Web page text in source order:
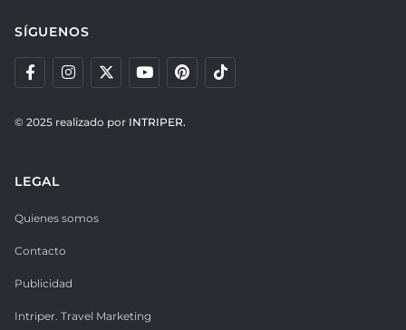
SÍGUENOS
© 2025 realizado por INTRIPER.
LEGAL
Quienes somos
Contacto
Publicidad
Intriper. Travel Marketing